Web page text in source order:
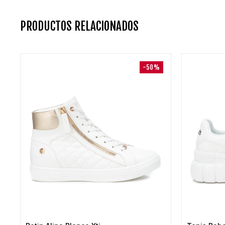
PRODUCTOS RELACIONADOS
-50%